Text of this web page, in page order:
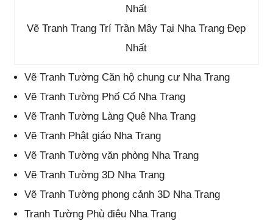
Vẽ Tranh Trang Trí Trần Mây Tại Nha Trang Đẹp
Nhất
Vẽ Tranh Tường Căn hộ chung cư Nha Trang
Vẽ Tranh Tường Phố Cổ Nha Trang
Vẽ Tranh Tường Làng Quê Nha Trang
Vẽ Tranh Phật giáo Nha Trang
Vẽ Tranh Tường văn phòng Nha Trang
Vẽ Tranh Tường 3D Nha Trang
Vẽ Tranh Tường phong cảnh 3D Nha Trang
Tranh Tường Phù điêu Nha Trang